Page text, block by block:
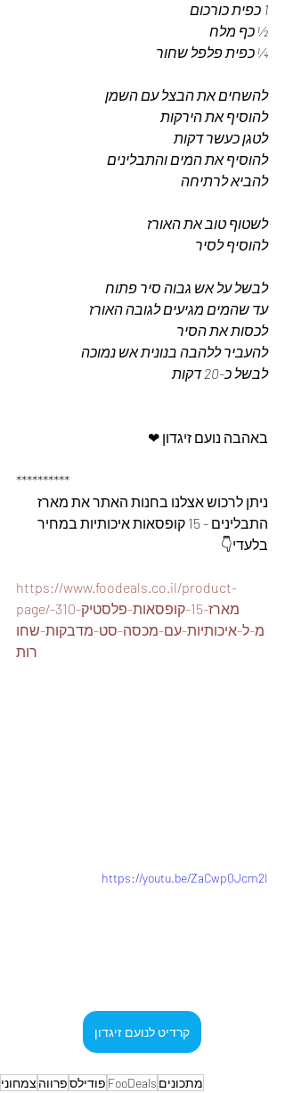
1 כפית כורכום
½ כף מלח
¼ כפית פלפל שחור
להשחים את הבצל עם השמן
להוסיף את הירקות
לטגן כעשר דקות
להוסיף את המים והתבלינים
להביא לרתיחה
לשטוף טוב את האורז
להוסיף לסיר
לבשל על אש גבוה סיר פתוח
עד שהמים מגיעים לגובה האורז
לכסות את הסיר
להעביר ללהבה בנונית אש נמוכה
לבשל כ-20 דקות
באהבה נועם זיגדון ❤
**********
ניתן לרכוש אצלנו בחנות האתר את מארז
התבלינים - 15 קופסאות איכותיות במחיר
בלעדי👇
https://www.foodeals.co.il/product-
page/מארז-15-קופסאות-פלסטיק-310-
מ-ל-איכותיות-עם-מכסה-סט-מדבקות-שחו
רות
https://youtu.be/ZaCwp0Jcm2I
קרדיט לנועם זיגדון
מתכונים FooDeals פודילספרווה צמחוני